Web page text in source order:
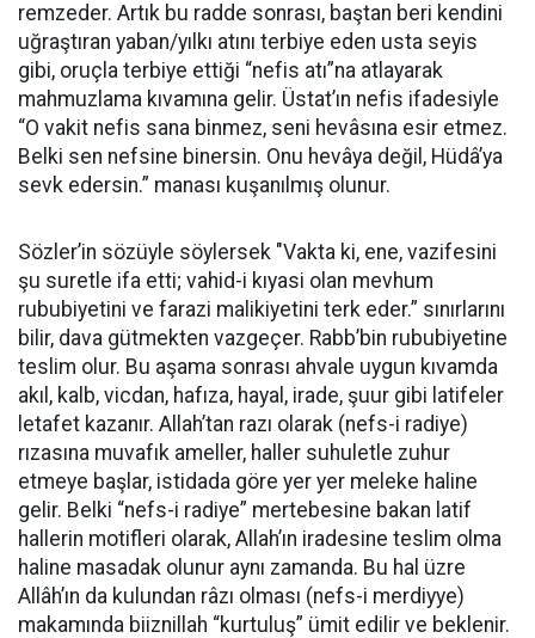
remzeder. Artık bu radde sonrası, baştan beri kendini
uğraştıran yaban/yılkı atını terbiye eden usta seyis
gibi, oruçla terbiye ettiği “nefis atı”na atlayarak
mahmuzlama kıvamına gelir. Üstat’ın nefis ifadesiyle
“O vakit nefis sana binmez, seni hevâsına esir etmez.
Belki sen nefsine binersin. Onu hevâya değil, Hüdâ’ya
sevk edersin.” manası kuşanılmış olunur.
Sözler’in sözüyle söylersek "Vakta ki, ene, vazifesini
şu suretle ifa etti; vahid-i kıyasi olan mevhum
rububiyetini ve farazi malikiyetini terk eder.” sınırlarını
bilir, dava gütmekten vazgeçer. Rabb’bin rububiyetine
teslim olur. Bu aşama sonrası ahvale uygun kıvamda
akıl, kalb, vicdan, hafıza, hayal, irade, şuur gibi latifeler
letafet kazanır. Allah’tan razı olarak (nefs-i radiye)
rızasına muvafık ameller, haller suhuletle zuhur
etmeye başlar, istidada göre yer yer meleke haline
gelir. Belki “nefs-i radiye” mertebesine bakan latif
hallerin motifleri olarak, Allah’ın iradesine teslim olma
haline masadak olunur aynı zamanda. Bu hal üzre
Allâh’ın da kulundan râzı olması (nefs-i merdiyye)
makamında biiznillah “kurtuluş” ümit edilir ve beklenir.